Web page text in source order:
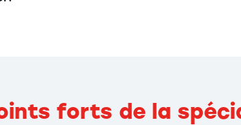
forts de la